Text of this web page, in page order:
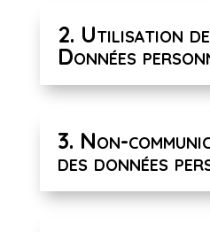
2. Utilisation
Données
3. Non-
des données